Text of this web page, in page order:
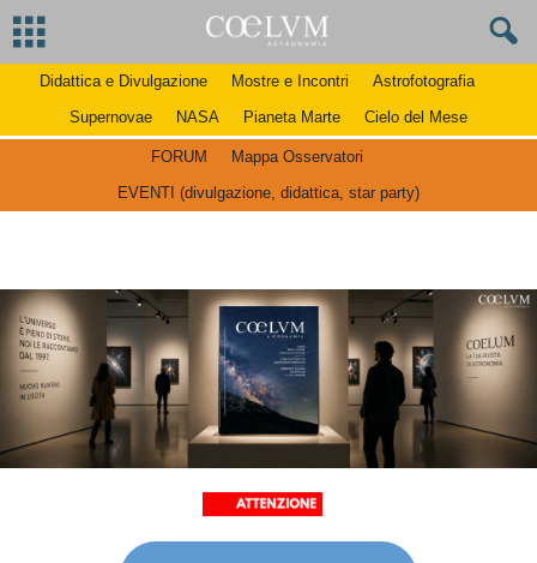
Didattica e Divulgazione Mostre e Incontri
Astrofotografia
Supernovae
NASA Pianeta Marte Cielo del Mese
FORUM
Mappa Osservatori
EVENTI (divulgazione, didattica, star party)